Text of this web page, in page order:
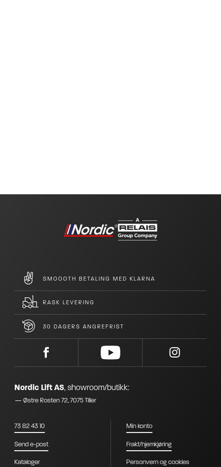
SMOOOTH BETALING MED KLARNA
RASK LEVERING
30 DAGERS ANGREFRIST
Nordic Lift AS, showroom/butikk:
Østre Rosten 72, 7075 Tiller
73 82 43 10
Send e-post
Kataloger
Min konto
Frakt/hjemkjøring
Personvern og cookies